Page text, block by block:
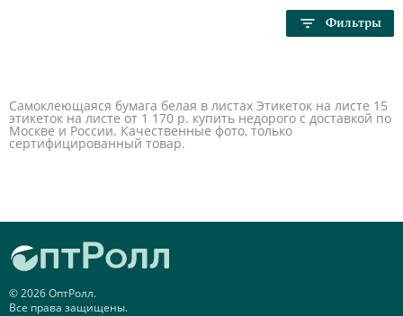
Фильтры
Самоклеющаяся бумага белая в листах Этикеток на листе 15
этикеток на листе от 1 170 р. купить недорого с доставкой по
Москве и России. Качественные фото, только
сертифицированный товар.
© 2026 ОптРолл.
Все права защищены.